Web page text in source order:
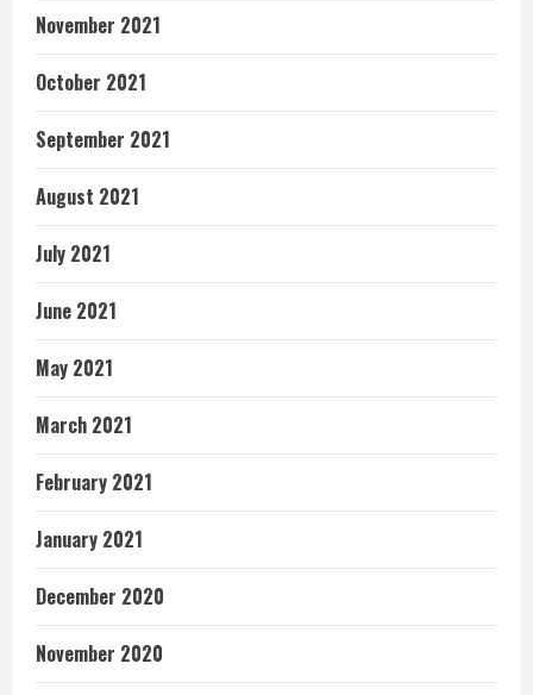
November 2021
October 2021
September 2021
August 2021
July 2021
June 2021
May 2021
March 2021
February 2021
January 2021
December 2020
November 2020